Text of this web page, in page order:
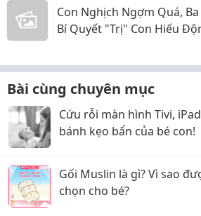
Con Nghịch Ngợm Quá,
Bí Quyết "Trị" Con Hiếu
Bài cùng chuyên mục
Cứu rỗi màn hình Tivi,
bánh kẹo bẩn của bé con!
Gối Muslin là gì? Vì sao
chọn cho bé?